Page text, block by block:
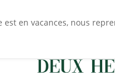
est en vacances, nous